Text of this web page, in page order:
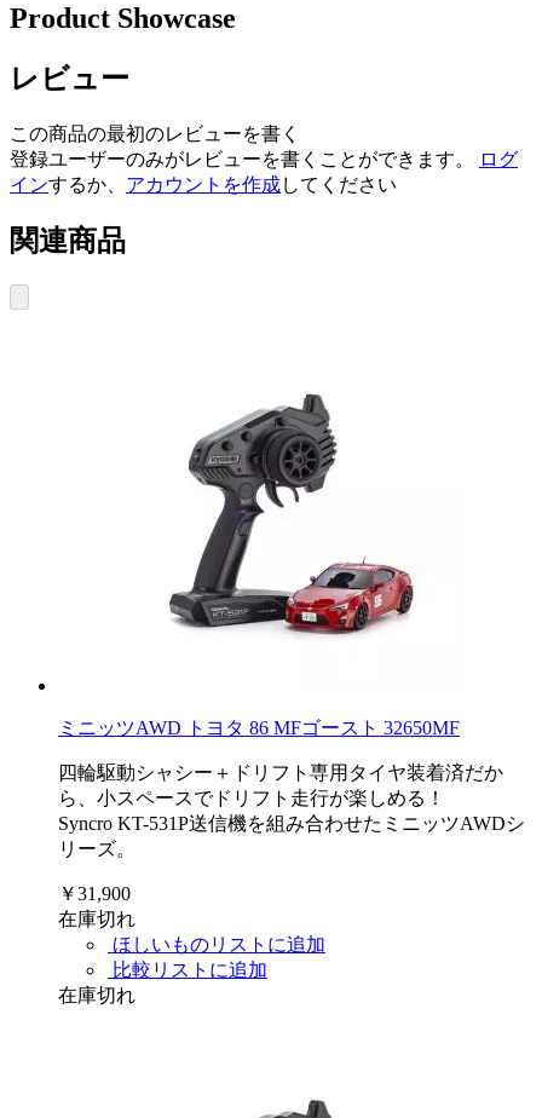
Product Showcase
レビュー
この商品の最初のレビューを書く
登録ユーザーのみがレビューを書くことができます。
ログ
インするか、 アカウントを作成してください
関連商品
ミニッツAWD トヨタ 86 MFゴースト 32650MF
四輪駆動シャシー＋ドリフト専用タイヤ装着済だか
ら、小スペースでドリフト走行が楽しめる！
Syncro KT-531P送信機を組み合わせたミニッツAWDシ
リーズ。
￥31,900
在庫切れ
ほしいものリストに追加
比較リストに追加
在庫切れ